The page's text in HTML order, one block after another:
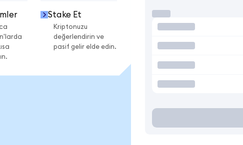
Stake Et
Kriptonuzu
değerlendirin ve
pasif gelir elde edin.